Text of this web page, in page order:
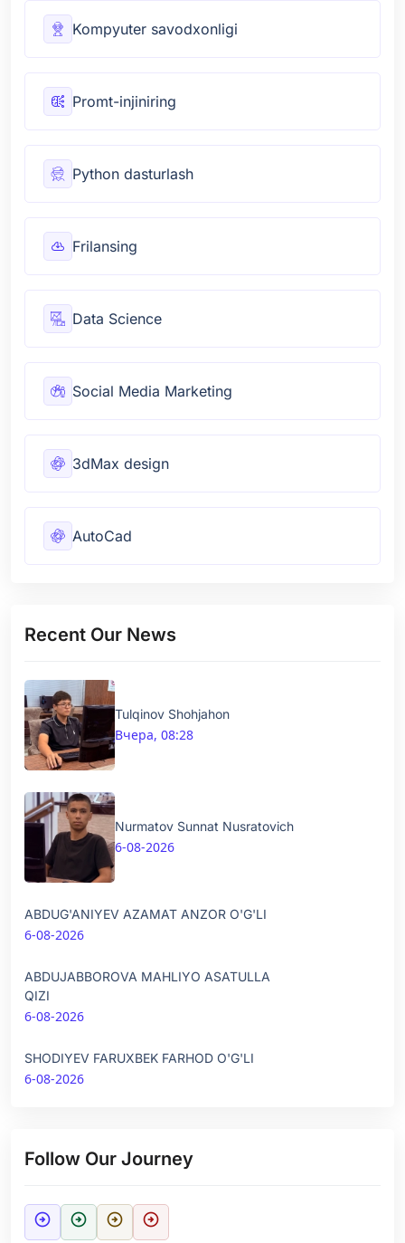
Kompyuter savodxonligi
Promt-injiniring
Python dasturlash
Frilansing
Data Science
Social Media Marketing
3dMax design
AutoCad
Recent Our News
Tulqinov Shohjahon
Вчера, 08:28
Nurmatov Sunnat Nusratovich
6-08-2026
ABDUG'ANIYEV AZAMAT ANZOR O'G'LI
6-08-2026
ABDUJABBOROVA MAHLIYO ASATULLA
QIZI
6-08-2026
SHODIYEV FARUXBEK FARHOD O'G'LI
6-08-2026
Follow Our Journey
arrow_circle_right arrow_circle_right arrow_circle_right arrow_circle_right